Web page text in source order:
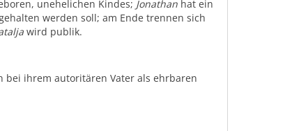
unehelichen Kindes; Jonathanhat ein
werden soll; am Ende trennen sich
wird publik.
bei ihrem autoritären Vater als ehrbaren